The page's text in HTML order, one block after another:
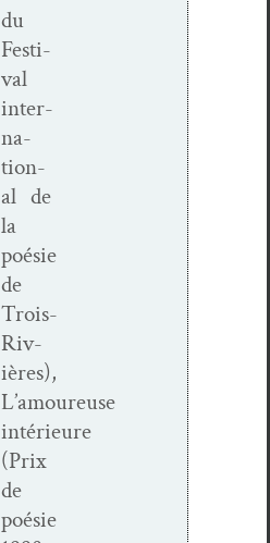
du
Fes­ti­
val
inter­
na­
tion­
al de
la
poésie
de
Trois-
Riv­
ières),
L’amoureuse
intérieure
(Prix
de
poésie